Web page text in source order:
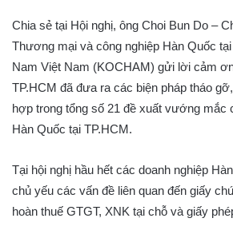
Chia sẻ tại Hội nghị, ông Choi Bun Do –
Thương mại và công nghiệp Hàn Quốc
Nam Việt Nam (KOCHAM) gửi lời cảm
TP.HCM đã đưa ra các biện pháp tháo
hợp trong tổng số 21 đề xuất vướng mắc
Hàn Quốc tại TP.HCM.
Tại hội nghị hầu hết các doanh nghiệp
chủ yếu các vấn đề liên quan đến giấy
hoàn thuế GTGT, XNK tại chỗ và giấy